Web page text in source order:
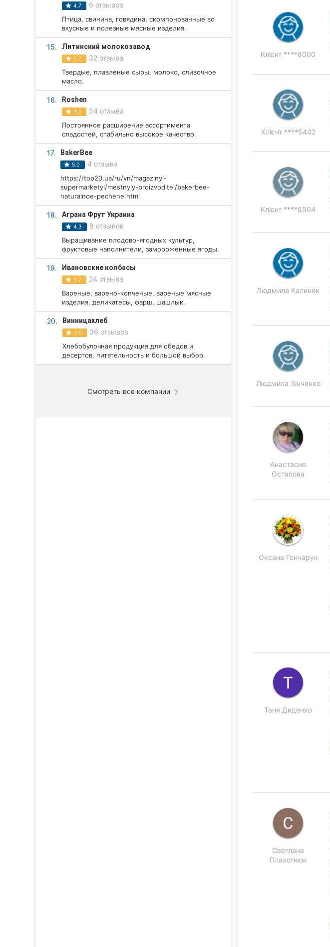
4.7 6 отзывов
Птица, свинина, говядина, скомпонованные во
вкусные и полезные мясные изделия.
15. Литинский молокозавод
3.7 32 отзыва
Твердые, плавленые сыры, молоко, сливочное
масло.
16. Roshen
3.5 54 отзыва
Постоянное расширение ассортимента
сладостей, стабильно высокое качество.
17. BakerBee
5.0 4 отзыва
https://top20.ua/ru/vn/magazinyi-
supermarketyi/mestnyiy-proizvoditel/bakerbee-
naturalnoe-pechene.html
18. Аграна Фрут Украина
4.3 8 отзывов
Выращивание плодово-ягодных культур,
фруктовые наполнители, замороженные ягоды.
19. Ивановские колбасы
3.7 24 отзыва
Вареные, варено-копченые, вареные мясные
изделия, деликатесы, фарш, шашлык.
20. Винницахлеб
3.5 36 отзывов
Хлебобулочная продукция для обедов и
десертов, питательность и большой выбор.
Смотреть все компании
Клієнт ****8000
Клієнт ****5442
Клієнт ****8504
Людмила Калиняк
Людмила Зінченко
Анастасия
Остапова
Оксана Гончарук
Таня Диденко
Светлана
Плахотнюк